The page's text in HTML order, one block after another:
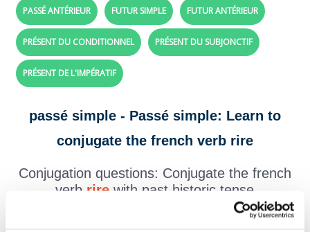
PASSÉ ANTÉRIEUR FUTUR SIMPLE FUTUR ANTÉRIEUR
PRÉSENT DU CONDITIONNEL PRÉSENT DU SUBJONCTIF
PRÉSENT DE L'IMPÉRATIF
passé simple - Passé simple: Learn to
conjugate the french verb rire
Conjugation questions: Conjugate the french
verb rirewith past historic tense
Create your exercises with the verbs and tenses of your choice,